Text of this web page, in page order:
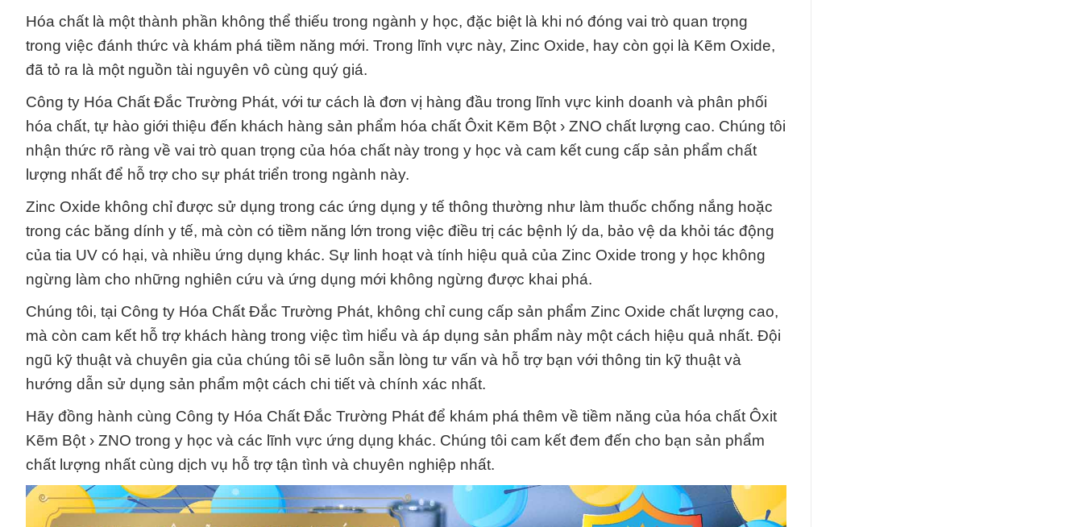
Hóa chất là một thành phần không thể thiếu trong ngành y học, đặc biệt là khi nó đóng vai trò quan trọng
trong việc đánh thức và khám phá tiềm năng mới. Trong lĩnh vực này, Zinc Oxide, hay còn gọi là Kẽm Oxide,
đã tỏ ra là một nguồn tài nguyên vô cùng quý giá.
Công ty Hóa Chất Đắc Trường Phát, với tư cách là đơn vị hàng đầu trong lĩnh vực kinh doanh và phân phối
hóa chất, tự hào giới thiệu đến khách hàng sản phẩm hóa chất Ôxit Kẽm Bột › ZNO chất lượng cao. Chúng tôi
nhận thức rõ ràng về vai trò quan trọng của hóa chất này trong y học và cam kết cung cấp sản phẩm chất
lượng nhất để hỗ trợ cho sự phát triển trong ngành này.
Zinc Oxide không chỉ được sử dụng trong các ứng dụng y tế thông thường như làm thuốc chống nắng hoặc
trong các băng dính y tế, mà còn có tiềm năng lớn trong việc điều trị các bệnh lý da, bảo vệ da khỏi tác động
của tia UV có hại, và nhiều ứng dụng khác. Sự linh hoạt và tính hiệu quả của Zinc Oxide trong y học không
ngừng làm cho những nghiên cứu và ứng dụng mới không ngừng được khai phá.
Chúng tôi, tại Công ty Hóa Chất Đắc Trường Phát, không chỉ cung cấp sản phẩm Zinc Oxide chất lượng cao,
mà còn cam kết hỗ trợ khách hàng trong việc tìm hiểu và áp dụng sản phẩm này một cách hiệu quả nhất. Đội
ngũ kỹ thuật và chuyên gia của chúng tôi sẽ luôn sẵn lòng tư vấn và hỗ trợ bạn với thông tin kỹ thuật và
hướng dẫn sử dụng sản phẩm một cách chi tiết và chính xác nhất.
Hãy đồng hành cùng Công ty Hóa Chất Đắc Trường Phát để khám phá thêm về tiềm năng của hóa chất Ôxit
Kẽm Bột › ZNO trong y học và các lĩnh vực ứng dụng khác. Chúng tôi cam kết đem đến cho bạn sản phẩm
chất lượng nhất cùng dịch vụ hỗ trợ tận tình và chuyên nghiệp nhất.